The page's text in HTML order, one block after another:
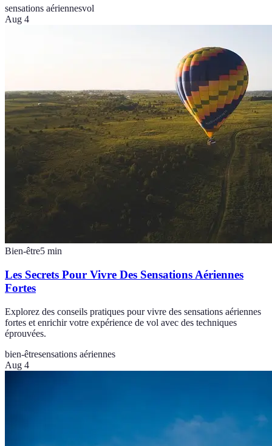
sensations aériennesvol
Aug 4
Bien-être5 min
Les Secrets Pour Vivre Des Sensations Aériennes
Fortes
Explorez des conseils pratiques pour vivre des sensations aériennes
fortes et enrichir votre expérience de vol avec des techniques
éprouvées.
bien-êtresensations aériennes
Aug 4